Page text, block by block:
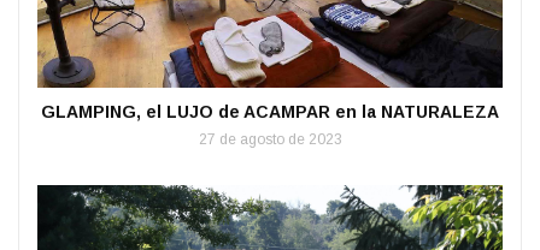
GLAMPING, el LUJO de ACAMPAR en la NATURALEZA
27 de agosto de 2023